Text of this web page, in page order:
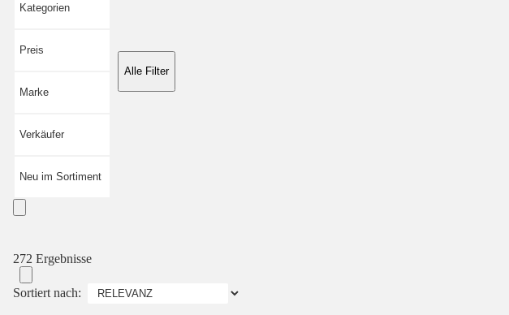
Kategorien
Preis
Marke
Verkäufer
Neu im Sortiment
Alle Filter
272 Ergebnisse
Sortiert nach: